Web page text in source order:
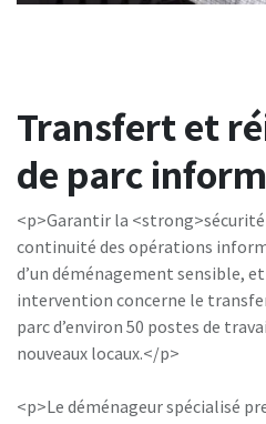
Transfert et
de parc
<p>Garantir la
continuité des opérations
d’un déménagement sensible,
intervention concerne le
parc d’environ 50 postes de
nouveaux locaux.</p>
<p>Le déménageur spécialisé